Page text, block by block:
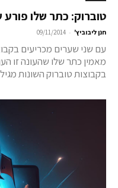
טוברוק: כתר שלו
חנן ליבוביץ' -
09/11/2014
עם שני שערים מכריעים
בקבוצות טוברוק השונות